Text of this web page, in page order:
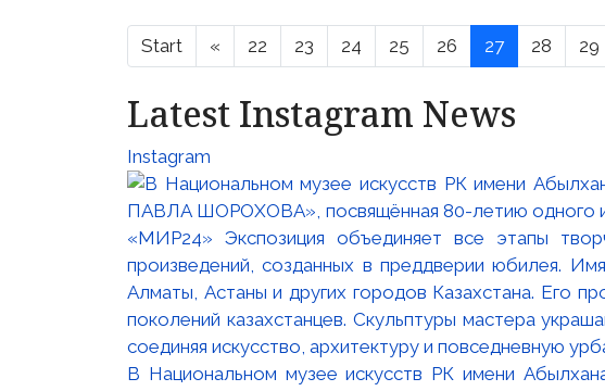
Start « 22 23 24 25 26 27 28 29
Latest Instagram News
Instagram
В Национальном музее искусств РК имени